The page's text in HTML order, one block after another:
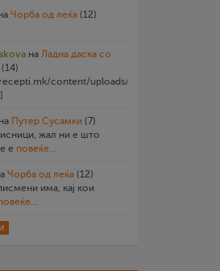
Чорба од леќа (12)
на Ладна даска со
(14)
content/uploads/2026/07/
на Путер Сусамки (7)
жал ни е што
е повеќе...
Чорба од леќа (12)
има, кај кои